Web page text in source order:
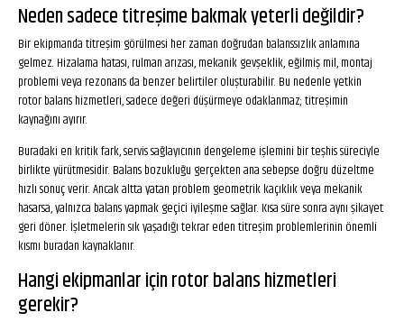
Neden sadece titreşime bakmak yeterli değildir?
Bir ekipmanda titreşim görülmesi her zaman doğrudan balanssızlık anlamına
gelmez. Hizalama hatası, rulman arızası, mekanik gevşeklik, eğilmiş mil, montaj
problemi veya rezonans da benzer belirtiler oluşturabilir. Bu nedenle yetkin
rotor balans hizmetleri, sadece değeri düşürmeye odaklanmaz; titreşimin
kaynağını ayırır.
Buradaki en kritik fark, servis sağlayıcının dengeleme işlemini bir teşhis süreciyle
birlikte yürütmesidir. Balans bozukluğu gerçekten ana sebepse doğru düzeltme
hızlı sonuç verir. Ancak altta yatan problem geometrik kaçıklık veya mekanik
hasarsa, yalnızca balans yapmak geçici iyileşme sağlar. Kısa süre sonra aynı şikayet
geri döner. İşletmelerin sık yaşadığı tekrar eden titreşim problemlerinin önemli
kısmı buradan kaynaklanır.
Hangi ekipmanlar için rotor balans hizmetleri
gerekir?